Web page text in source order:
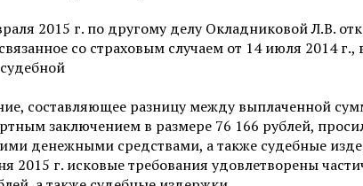
2015 г. по другому делу Окладниковой Л.В.
со страховым случаем от 14 июля 2014
составляющее разницу между выплаченной
заключением в размере 76 166 рублей,
денежными средствами, а также судебные
2015 г. исковые требования удовлетворены